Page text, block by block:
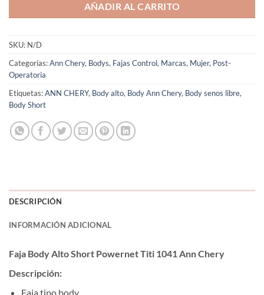
AÑADIR AL CARRITO
SKU: N/D
Categorías:Ann Chery, Bodys, Fajas Control, Marcas, Mujer, Post-
Operatoria
Etiquetas:ANN CHERY, Body alto, Body Ann Chery, Body senos libre,
Body Short
DESCRIPCIÓN
INFORMACIÓN ADICIONAL
Faja Body Alto Short Powernet Titi 1041 Ann Chery
Descripción:
Faja tipo body